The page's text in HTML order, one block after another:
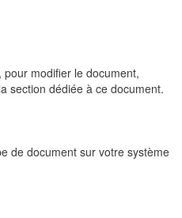
modifier le document,
section dédiée à ce document.
de document sur votre système